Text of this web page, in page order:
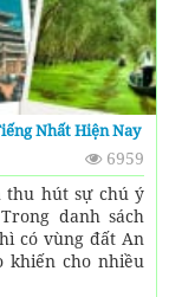
Nhất Hiện Nay
6959
thu hút sự chú ý
danh sách
có vùng đất An
khiến cho nhiều